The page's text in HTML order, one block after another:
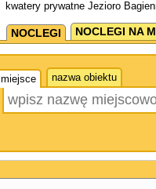
kwatery prywatne Jezioro
NOCLEGI NOCLEGI NA
miejsce nazwa obiektu